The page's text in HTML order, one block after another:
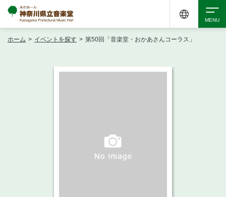
ホーム > イベントを探す > 第50回「音楽堂・おかあさんコーラス」